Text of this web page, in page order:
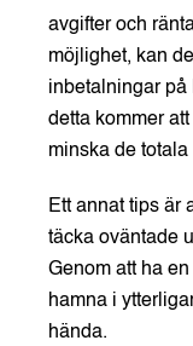
avgifter och
möjlighet, kan
inbetalningar på
detta kommer
minska de
Ett annat tips är
täcka oväntade
Genom att ha
hamna i
hända.